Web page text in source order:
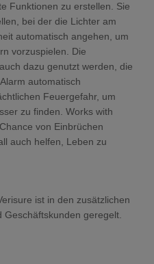
Funktionen zu erstellen. Sie
bei der die Lichter am
automatisch angehen, um
vorzuspielen. Die
dazu genutzt werden, die
automatisch
Feuergefahr, um
zu finden. Works with
von Einbrüchen
auch helfen, Leben zu
ist in den zusätzlichen
Geschäftskunden geregelt.